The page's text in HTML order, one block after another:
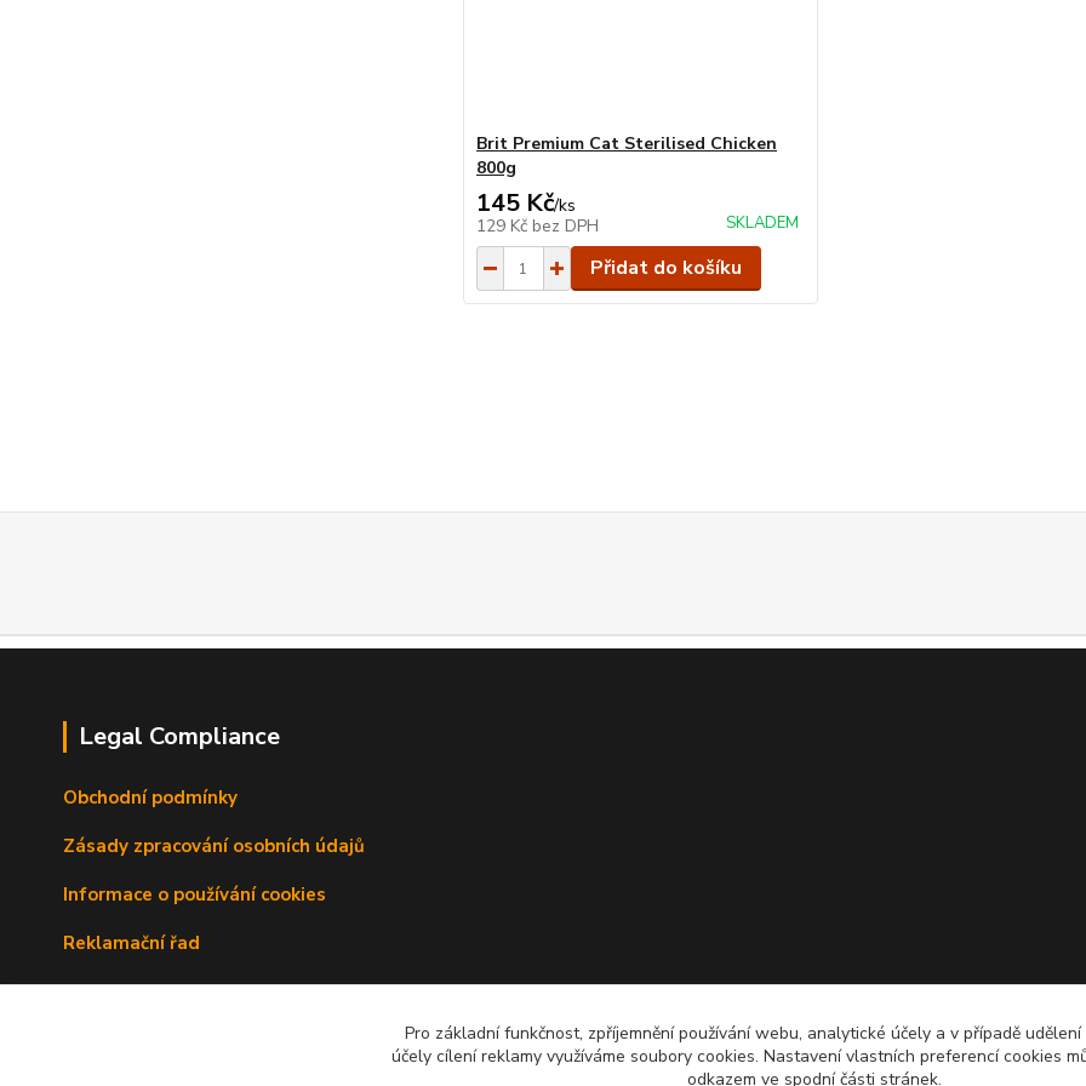
Brit Premium Cat Sterilised Chicken
800g
145 Kč/ks
129 Kč bez DPH SKLADEM
Přidat do košíku
Legal Compliance
Obchodní podmínky
Zásady zpracování osobních údajů
Informace o používání cookies
Reklamační řad
Doprava a platba
Pro základní funkčnost, zpříjemnění používání webu, analytické účely a v případě
účely cílení reklamy využíváme soubory cookies. Nastavení vlastních preferencí cookies
odkazem ve spodní části stránek.